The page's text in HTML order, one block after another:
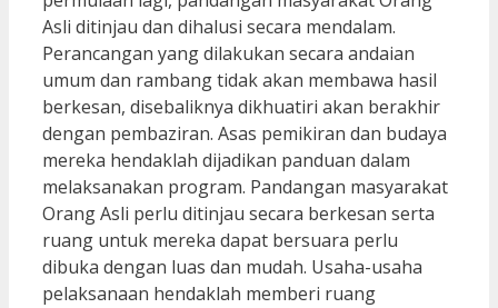
Asli ditinjau dan dihalusi secara mendalam.
Perancangan yang dilakukan secara andaian
umum dan rambang tidak akan membawa hasil
berkesan, disebaliknya dikhuatiri akan berakhir
dengan pembaziran. Asas pemikiran dan budaya
mereka hendaklah dijadikan panduan dalam
melaksanakan program. Pandangan masyarakat
Orang Asli perlu ditinjau secara berkesan serta
ruang untuk mereka dapat bersuara perlu
dibuka dengan luas dan mudah. Usaha-usaha
pelaksanaan hendaklah memberi ruang